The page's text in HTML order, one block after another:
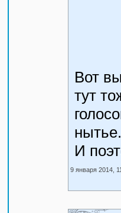
Вот
тут
нытье.
И
9 января 2014,